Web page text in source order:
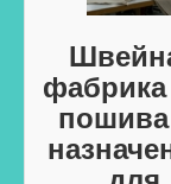
фабрика